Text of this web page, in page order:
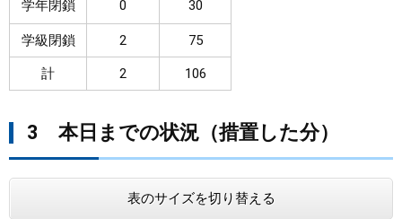
学年閉鎖 0 30
学級閉鎖 2 75
計 2 106
3 本日までの状況（措置した分）
表のサイズを切り替える